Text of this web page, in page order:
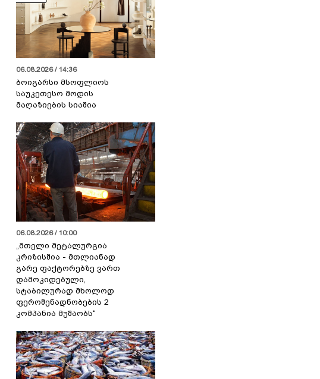
06.08.2026 / 14:36
ბოიგარსი მსოფლიოს
საუკეთესო მოდის
მაღაზიების სიაშია
06.08.2026 / 10:00
„მთელი მეტალურგია
კრიზისშია - მთლიანად
გარე ფაქტორებზე ვართ
დამოკიდებული,
სტაბილურად მხოლოდ
ფეროშენადნობების 2
კომპანია მუშაობს“